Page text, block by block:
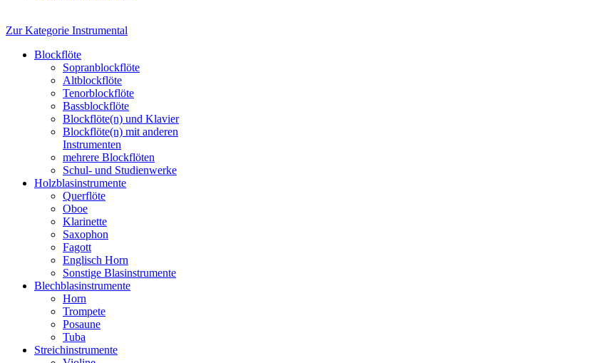
Zur Kategorie Instrumental
Blockflöte
Sopranblockflöte
Altblockflöte
Tenorblockflöte
Bassblockflöte
Blockflöte(n) und Klavier
Blockflöte(n) mit anderen
Instrumenten
mehrere Blockflöten
Schul- und Studienwerke
Holzblasinstrumente
Querflöte
Oboe
Klarinette
Saxophon
Fagott
Englisch Horn
Sonstige Blasinstrumente
Blechblasinstrumente
Horn
Trompete
Posaune
Tuba
Streichinstrumente